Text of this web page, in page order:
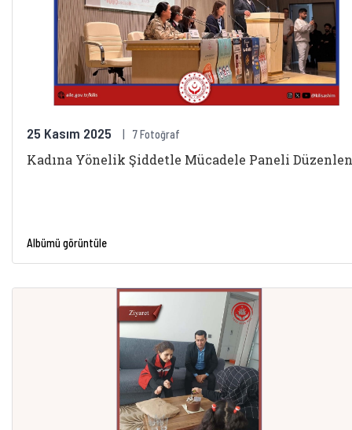
25 Kasım 2025 7 Fotoğraf
Kadına Yönelik Şiddetle Mücadele Paneli
Albümü görüntüle